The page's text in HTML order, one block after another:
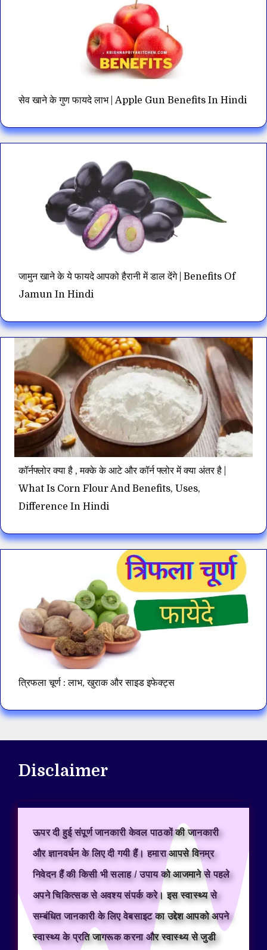
सेव खाने के गुण फायदे लाभ | Apple Gun Benefits In Hindi
जामुन खाने के ये फायदे आपको हैरानी में डाल देंगे | Benefits Of
Jamun In Hindi
कॉर्नफ्लोर क्या है , मक्के के आटे और कॉर्न फ्लोर में क्या अंतर है |
What Is Corn Flour And Benefits, Uses,
Difference In Hindi
त्रिफला चूर्ण : लाभ, खुराक और साइड इफेक्ट्स
Disclaimer
ऊपर दी हुई संपूर्ण जानकारी केवल पाठकों की जानकारी
और ज्ञानवर्धन के लिए दी गयी हैं। हमारा आपसे विनम्र
निवेदन हैं की किसी भी सलाह / उपाय को आजमाने से पहले
अपने चिकित्सक से अवश्य संपर्क करे। इस स्वास्थ्य से
सम्बंधित जानकारी के लिए वेबसाइट का उद्देश आपको अपने
स्वास्थ्य के प्रति जागरूक करना और स्वास्थ्य से जुडी